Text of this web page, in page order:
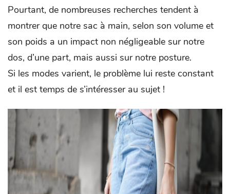
Pourtant, de nombreuses recherches tendent à
montrer que notre sac à main, selon son volume et
son poids a un impact non négligeable sur notre
dos, d’une part, mais aussi sur notre posture.
Si les modes varient, le problème lui reste constant
et il est temps de s’intéresser au sujet !